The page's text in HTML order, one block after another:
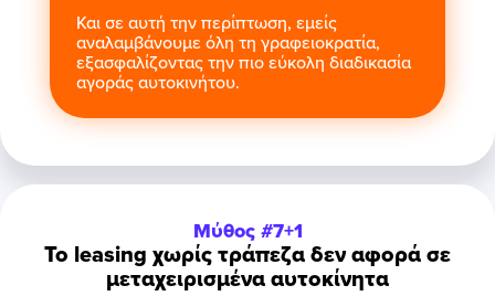
Και σε αυτή την περίπτωση, εμείς
αναλαμβάνουμε όλη τη γραφειοκρατία,
εξασφαλίζοντας την πιο εύκολη διαδικασία
αγοράς αυτοκινήτου.
Μύθος #7+1
Το leasing χωρίς τράπεζα δεν αφορά σε
μεταχειρισμένα αυτοκίνητα